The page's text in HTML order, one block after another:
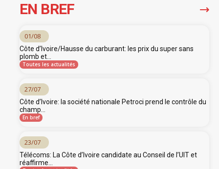
EN BREF
01/08
Côte d’Ivoire/Hausse du carburant: les prix du super sans
plomb et...
Toutes les actualités
27/07
Côte d’Ivoire: la société nationale Petroci prend le contrôle du
champ...
En bref
23/07
Télécoms: La Côte d’Ivoire candidate au Conseil de l’UIT et
réaffirme...